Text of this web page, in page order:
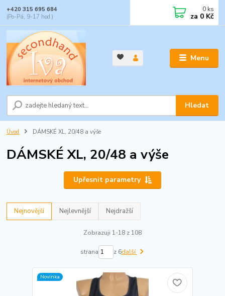
Menu
Hledat
+420 315 695 684
(Po-Pá, 9-17 hod.)
0 ks
za 0 Kč
Úvod DÁMSKÉ XL, 20/48 a výše
DÁMSKÉ XL, 20/48 a výše
Upřesnit parametry
Nejnovější Nejlevnější Nejdražší
Zobrazuji 1-18 z 108
strana z 6další
Novinka